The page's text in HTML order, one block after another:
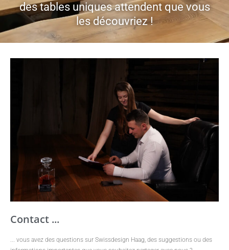
des tables uniques attendent que vous
les découvriez !
Prendre rendez-vous maintenant ...
Horaires d'ouverture :
du lundi au samedi
de 9h à 19h
Dimanche également possible sur rendez-vous
Contact ...
... vous avez des questions sur Swissdesign Haag, des suggestions ou des